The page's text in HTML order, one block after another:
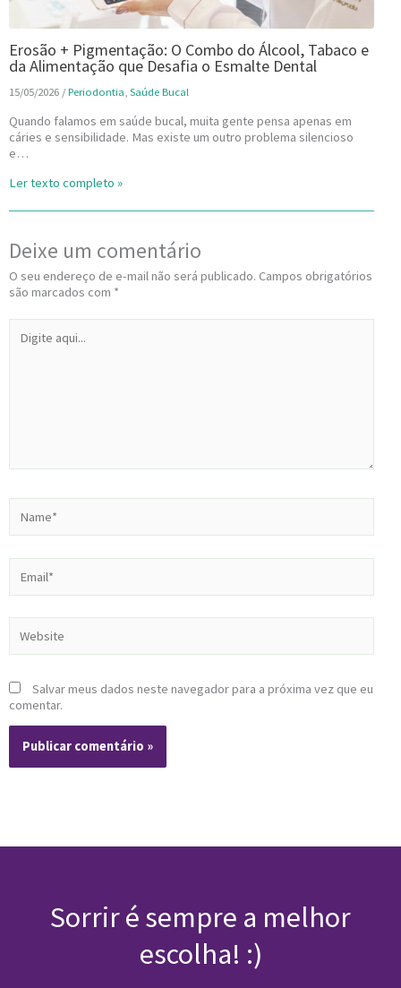
Erosão + Pigmentação: O Combo do Álcool, Tabaco e
da Alimentação que Desafia o Esmalte Dental
15/05/2026 /Periodontia Saúde Bucal
Quando falamos em saúde bucal, muita gente pensa apenas em
cáries e sensibilidade. Mas existe um outro problema silencioso
e…
Ler texto completo »
Deixe um comentário
O seu endereço de e-mail não será publicado. Campos obrigatórios
são marcados com *
aqui...
Salvar meus dados neste navegador para a próxima vez que eu
comentar.
Sorrir é sempre a melhor
escolha! :)